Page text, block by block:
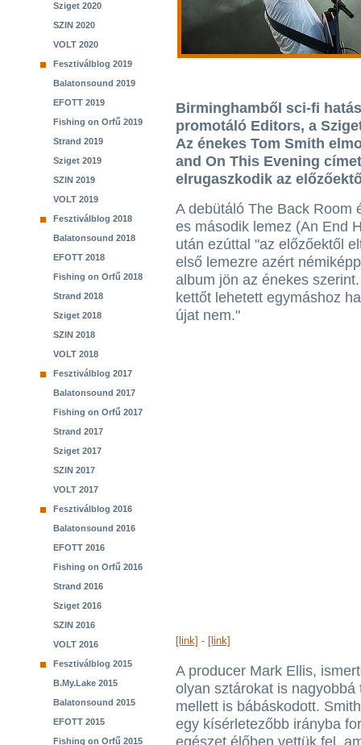
Sziget 2020
SZIN 2020
VOLT 2020
Fesztiválblog 2019
Balatonsound 2019
EFOTT 2019
Fishing on Orfű 2019
Strand 2019
Sziget 2019
SZIN 2019
VOLT 2019
Fesztiválblog 2018
Balatonsound 2018
EFOTT 2018
Fishing on Orfű 2018
Strand 2018
Sziget 2018
SZIN 2018
VOLT 2018
Fesztiválblog 2017
Balatonsound 2017
Fishing on Orfű 2017
Strand 2017
Sziget 2017
SZIN 2017
VOLT 2017
Fesztiválblog 2016
Balatonsound 2016
EFOTT 2016
Fishing on Orfű 2016
Strand 2016
Sziget 2016
SZIN 2016
VOLT 2016
Fesztiválblog 2015
B.My.Lake 2015
Balatonsound 2015
EFOTT 2015
Fishing on Orfű 2015
Birminghamből sci-fi
promotáló Editors, a
Az énekes Tom Smith
and On This Evening
elrugaszkodik az
A debütáló The Back Room
es második lemez (An End
után ezúttal "az előzőektől
első lemezre azért
album jön az énekes
kettőt lehetett egymáshoz
újat nem."
[link] - [link]
A producer Mark Ellis,
olyan sztárokat is
mellett is bábáskodott.
egy kísérletezőbb irányba
egészet élőben vettük fel,